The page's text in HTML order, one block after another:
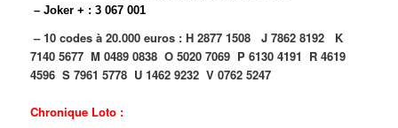
– Joker + : 3 067 001
– 10 codes à 20.000 euros :H 2877 1508J 7862 8192 K
7140 5677M 0489 0838O 5020 7069 P 6130 4191 R 4619
4596S 7961 5778 U 1462 9232V 0762 5247
Chronique Loto :